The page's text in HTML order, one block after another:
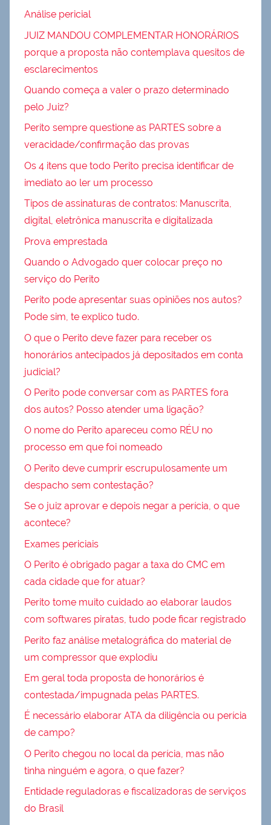
Análise pericial
JUIZ MANDOU COMPLEMENTAR HONORÁRIOS
porque a proposta não contemplava quesitos de
esclarecimentos
Quando começa a valer o prazo determinado
pelo Juiz?
Perito sempre questione as PARTES sobre a
veracidade/confirmação das provas
Os 4 itens que todo Perito precisa identificar de
imediato ao ler um processo
Tipos de assinaturas de contratos: Manuscrita,
digital, eletrônica manuscrita e digitalizada
Prova emprestada
Quando o Advogado quer colocar preço no
serviço do Perito
Perito pode apresentar suas opiniões nos autos?
Pode sim, te explico tudo.
O que o Perito deve fazer para receber os
honorários antecipados já depositados em conta
judicial?
O Perito pode conversar com as PARTES fora
dos autos? Posso atender uma ligação?
O nome do Perito apareceu como RÉU no
processo em que foi nomeado
O Perito deve cumprir escrupulosamente um
despacho sem contestação?
Se o juiz aprovar e depois negar a perícia, o que
acontece?
Exames periciais
O Perito é obrigado pagar a taxa do CMC em
cada cidade que for atuar?
Perito tome muito cuidado ao elaborar laudos
com softwares piratas, tudo pode ficar registrado
Perito faz análise metalográfica do material de
um compressor que explodiu
Em geral toda proposta de honorários é
contestada/impugnada pelas PARTES.
É necessário elaborar ATA da diligência ou perícia
de campo?
O Perito chegou no local da perícia, mas não
tinha ninguém e agora, o que fazer?
Entidade reguladoras e fiscalizadoras de serviços
do Brasil